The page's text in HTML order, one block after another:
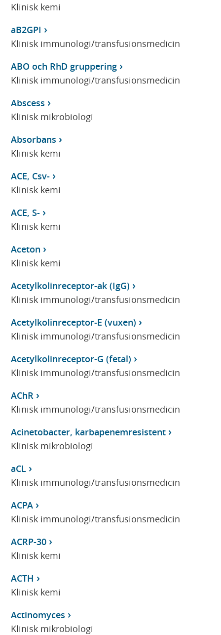
Klinisk kemi
aB2GPI
Klinisk immunologi/transfusionsmedicin
ABO och RhD gruppering
Klinisk immunologi/transfusionsmedicin
Abscess
Klinisk mikrobiologi
Absorbans
Klinisk kemi
ACE, Csv-
Klinisk kemi
ACE, S-
Klinisk kemi
Aceton
Klinisk kemi
Acetylkolinreceptor-ak (IgG)
Klinisk immunologi/transfusionsmedicin
Acetylkolinreceptor-E (vuxen)
Klinisk immunologi/transfusionsmedicin
Acetylkolinreceptor-G (fetal)
Klinisk immunologi/transfusionsmedicin
AChR
Klinisk immunologi/transfusionsmedicin
Acinetobacter, karbapenemresistent
Klinisk mikrobiologi
aCL
Klinisk immunologi/transfusionsmedicin
ACPA
Klinisk immunologi/transfusionsmedicin
ACRP-30
Klinisk kemi
ACTH
Klinisk kemi
Actinomyces
Klinisk mikrobiologi